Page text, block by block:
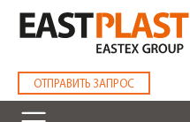
ОТПРАВИТЬ ЗАПРОС